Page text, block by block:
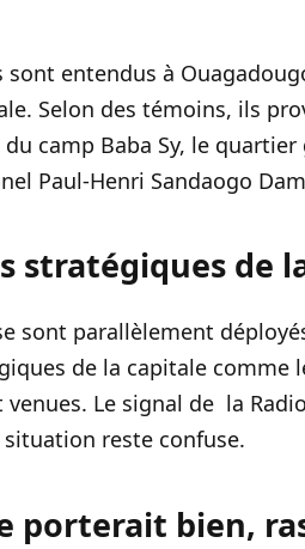
entendus à
Selon des témoins, ils
camp Baba Sy, le
Paul-Henri Sandaogo
stratégiques de
sont parallèlement
de la capitale comme
Le signal de la
situation reste confuse.
porterait bien,